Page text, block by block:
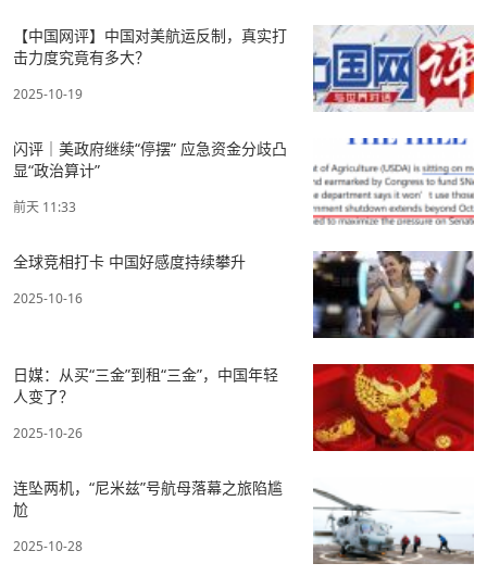
【中国网评】中国对美航运反制，真实打
击力度究竟有多大？
2025-10-19
闪评｜美政府继续“停摆” 应急资金分歧凸
显“政治算计”
前天 11:33
全球竞相打卡 中国好感度持续攀升
2025-10-16
日媒：从买“三金”到租“三金”，中国年轻
人变了？
2025-10-26
连坠两机，“尼米兹”号航母落幕之旅陷尴
尬
2025-10-28